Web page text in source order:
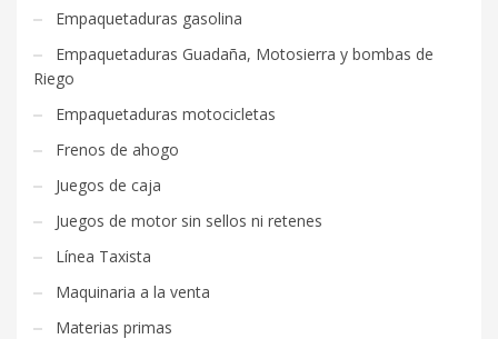
Empaquetaduras gasolina
Empaquetaduras Guadaña, Motosierra y bombas de
Riego
Empaquetaduras motocicletas
Frenos de ahogo
Juegos de caja
Juegos de motor sin sellos ni retenes
Línea Taxista
Maquinaria a la venta
Materias primas